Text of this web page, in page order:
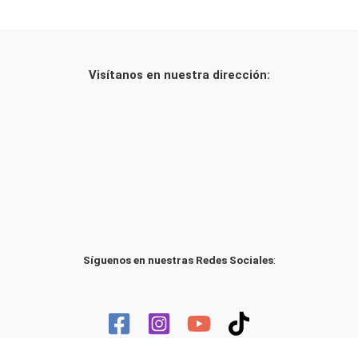
Visítanos en nuestra dirección:
Síguenos en nuestras Redes Sociales: